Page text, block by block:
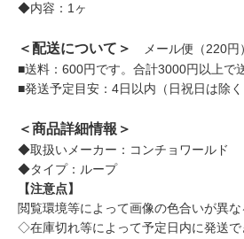
◆内容：1ヶ
＜配送について＞
メール便（220円
■送料：600円です。合計3000円以上で
■発送予定目安：4日以内（日祝日は除く
＜商品詳細情報＞
◆取扱いメーカー：コンチョワールド
◆タイプ：ループ
【注意点】
閲覧環境等によって画像の色合いが異な
◇在庫切れ等によって予定日内に発送で